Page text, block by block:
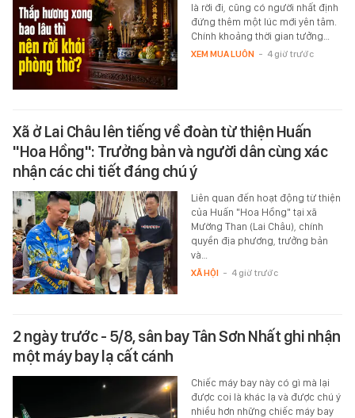
là rời đi, cũng có người nhất định
đứng thêm một lúc mới yên tâm.
Chính khoảng thời gian tưởng…
XEM MUA LUÔN - 4 giờ trước
Xã ở Lai Châu lên tiếng về đoàn từ thiện Huấn
"Hoa Hồng": Trưởng bản và người dân cùng xác
nhận các chi tiết đáng chú ý
Liên quan đến hoạt động từ thiện
của Huấn "Hoa Hồng" tại xã
Mường Than (Lai Châu), chính
quyền địa phương, trưởng bản
và…
XÃ HỘI - 4 giờ trước
2 ngày trước - 5/8, sân bay Tân Sơn Nhất ghi nhận
một máy bay lạ cất cánh
Chiếc máy bay này có gì mà lại
được coi là khác lạ và được chú ý
nhiều hơn những chiếc máy bay